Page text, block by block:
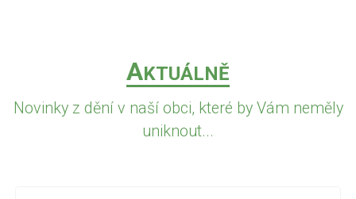
AKTUÁLNĚ
Novinky z dění v naší obci, které by Vám neměly
uniknout...